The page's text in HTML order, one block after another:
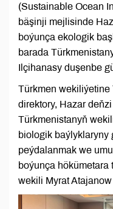
(Sustainable Ocean
bäşinji mejlisinde
boýunça ekologik
barada
Ilçihanasy duşenbe
Türkmen wekiliýetine
direktory, Hazar
Türkmenistanyň
biologik baýlyklaryny
peýdalanmak we
boýunça hökümetara
wekili Myrat